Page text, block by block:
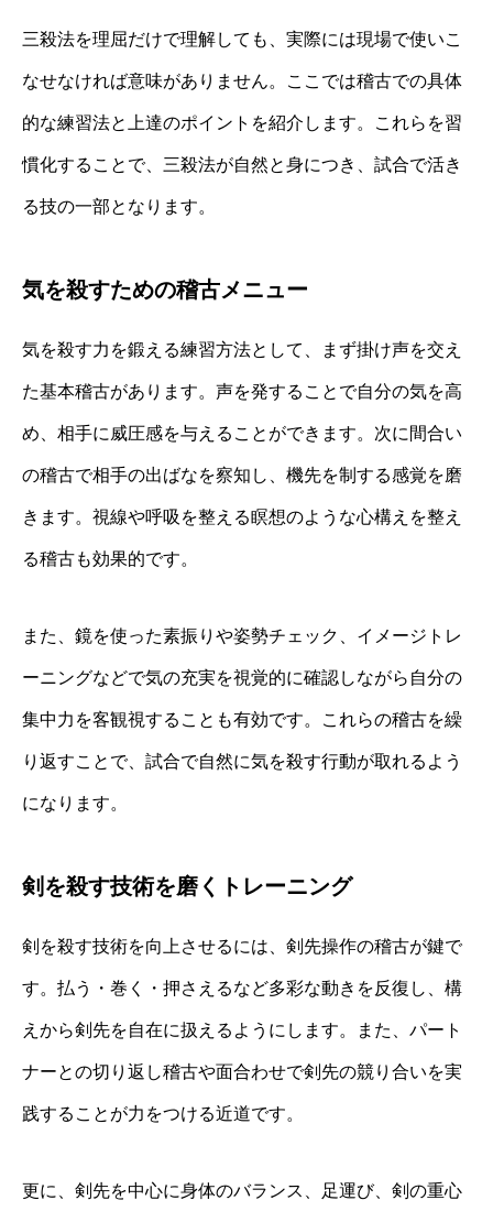
三殺法を理屈だけで理解しても、実際には現場で使いこ
なせなければ意味がありません。ここでは稽古での具体
的な練習法と上達のポイントを紹介します。これらを習
慣化することで、三殺法が自然と身につき、試合で活き
る技の一部となります。
気を殺すための稽古メニュー
気を殺す力を鍛える練習方法として、まず掛け声を交え
た基本稽古があります。声を発することで自分の気を高
め、相手に威圧感を与えることができます。次に間合い
の稽古で相手の出ばなを察知し、機先を制する感覚を磨
きます。視線や呼吸を整える瞑想のような心構えを整え
る稽古も効果的です。
また、鏡を使った素振りや姿勢チェック、イメージトレ
ーニングなどで気の充実を視覚的に確認しながら自分の
集中力を客観視することも有効です。これらの稽古を繰
り返すことで、試合で自然に気を殺す行動が取れるよう
になります。
剣を殺す技術を磨くトレーニング
剣を殺す技術を向上させるには、剣先操作の稽古が鍵で
す。払う・巻く・押さえるなど多彩な動きを反復し、構
えから剣先を自在に扱えるようにします。また、パート
ナーとの切り返し稽古や面合わせで剣先の競り合いを実
践することが力をつける近道です。
更に、剣先を中心に身体のバランス、足運び、剣の重心